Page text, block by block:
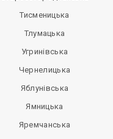
Тисменицька
Тлумацька
Угринівська
Чернелицька
Яблунівська
Ямницька
Яремчанська